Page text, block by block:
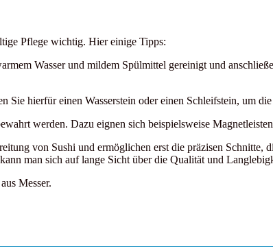
Pflege wichtig. Hier einige Tipps:
Wasser und mildem Spülmittel gereinigt und
Sie hierfür einen Wasserstein oder einen Schleifstein, um
werden. Dazu eignen sich beispielsweise
von Sushi und ermöglichen erst die präzisen
man sich auf lange Sicht über die Qualität und
aus Messer.